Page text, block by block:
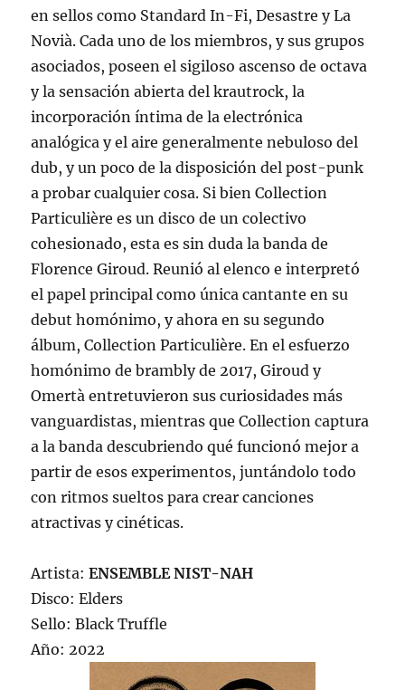
en sellos como Standard In-Fi, Desastre y La
Novià. Cada uno de los miembros, y sus grupos
asociados, poseen el sigiloso ascenso de octava
y la sensación abierta del krautrock, la
incorporación íntima de la electrónica
analógica y el aire generalmente nebuloso del
dub, y un poco de la disposición del post-punk
a probar cualquier cosa. Si bien Collection
Particulière es un disco de un colectivo
cohesionado, esta es sin duda la banda de
Florence Giroud. Reunió al elenco e interpretó
el papel principal como única cantante en su
debut homónimo, y ahora en su segundo
álbum, Collection Particulière. En el esfuerzo
homónimo de brambly de 2017, Giroud y
Omertà entretuvieron sus curiosidades más
vanguardistas, mientras que Collection captura
a la banda descubriendo qué funcionó mejor a
partir de esos experimentos, juntándolo todo
con ritmos sueltos para crear canciones
atractivas y cinéticas.
Artista:ENSEMBLE NIST-NAH
Disco: Elders
Sello: Black Truffle
Año: 2022